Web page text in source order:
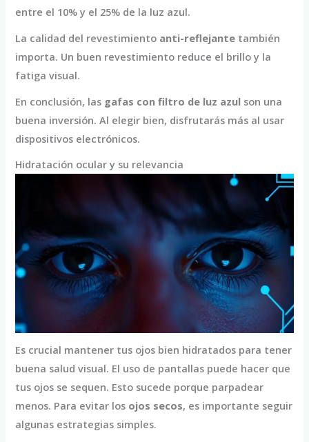
entre el 10% y el 25% de la luz azul.
La calidad del revestimiento anti-reflejante también
importa. Un buen revestimiento reduce el brillo y la
fatiga visual.
En conclusión, las gafas con filtro de luz azul son una
buena inversión. Al elegir bien, disfrutarás más al usar
dispositivos electrónicos.
Hidratación ocular y su relevancia
Es crucial mantener tus ojos bien hidratados para tener
buena salud visual. El uso de pantallas puede hacer que
tus ojos se sequen. Esto sucede porque parpadear
menos. Para evitar los ojos secos, es importante seguir
algunas estrategias simples.